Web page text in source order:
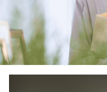
7
SNS公式アカウン
トに登録された方
の個人情報
※上記の利用目的